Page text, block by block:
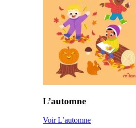
L’automne
Voir L’automne